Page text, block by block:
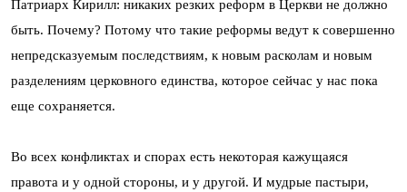
Патриарх Кирилл: никаких резких реформ в Церкви не должно
быть. Почему? Потому что такие реформы ведут к совершенно
непредсказуемым последствиям, к новым расколам и новым
разделениям церковного единства, которое сейчас у нас пока
еще сохраняется.
Во всех конфликтах и спорах есть некоторая кажущаяся
правота и у одной стороны, и у другой. И мудрые пастыри,